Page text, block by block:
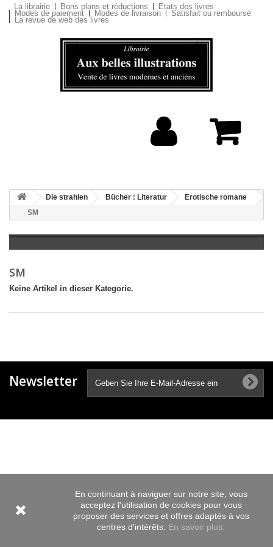
La librairie Bons plans et réductions Etats des livres
Modes de paiement Modes de livraison Satisfait ou remboursé
La revue de web des livres
Die strahlen Bücher : Literatur
Erotische romane
SM
SM
Keine Artikel in dieser Kategorie.
Newsletter
En continuant à naviguer sur notre site, vous
acceptez l'utilisation de cookies pour vous
proposer des services et offres adaptés à vos
centres d'intérêts. En savoir plus.